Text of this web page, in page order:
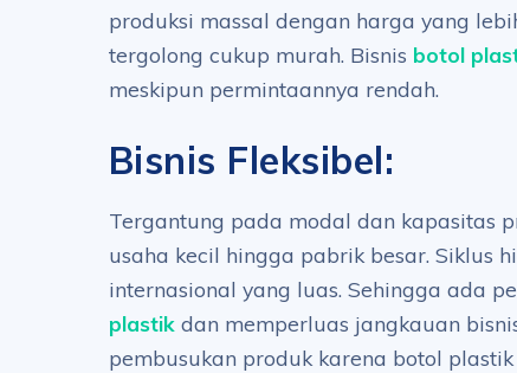
produksi massal dengan harga yang
tergolong cukup murah. Bisnis botol
meskipun permintaannya rendah.
Bisnis Fleksibel:
Tergantung pada modal dan kapasitas
usaha kecil hingga pabrik besar. Siklus
internasional yang luas. Sehingga ada
plastik dan memperluas jangkauan
pembusukan produk karena botol